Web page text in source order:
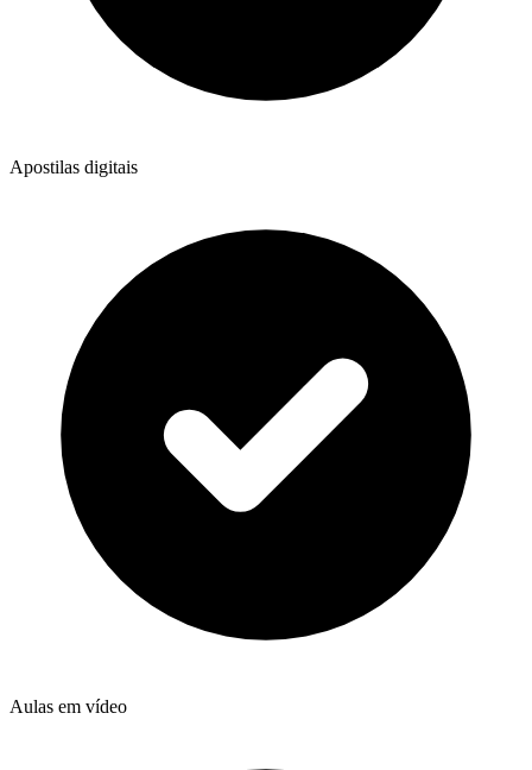
Apostilas digitais
Aulas em vídeo